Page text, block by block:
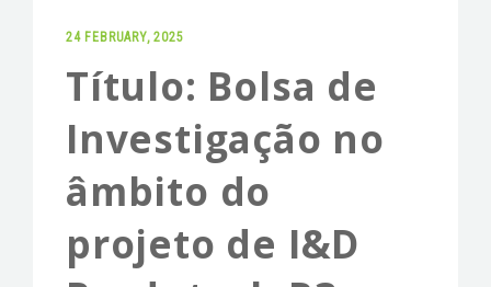
INDUSTRIAL PARTNERSHIP
ADVANCED TRAINING
EVENTS & NEWS
CONTACTS
24 FEBRUARY, 2025
Título: Bolsa de
Investigação no
âmbito do
projeto de I&D